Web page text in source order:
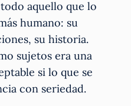
aquello que lo
humano: su
su historia.
sujetos era una
si lo que se
con seriedad.